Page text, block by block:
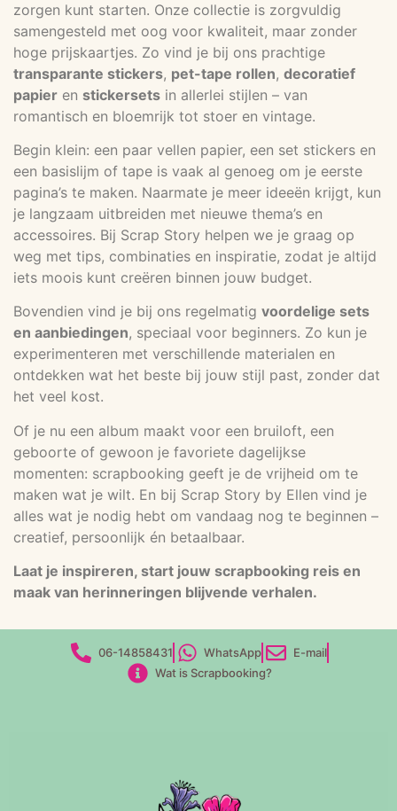
zorgen kunt starten. Onze collectie is zorgvuldig
samengesteld met oog voor kwaliteit, maar zonder
hoge prijskaartjes. Zo vind je bij ons prachtige
transparante stickers, pet-tape rollen, decoratief
papier en stickersets in allerlei stijlen – van
romantisch en bloemrijk tot stoer en vintage.
Begin klein: een paar vellen papier, een set stickers en
een basislijm of tape is vaak al genoeg om je eerste
pagina’s te maken. Naarmate je meer ideeën krijgt, kun
je langzaam uitbreiden met nieuwe thema’s en
accessoires. Bij Scrap Story helpen we je graag op
weg met tips, combinaties en inspiratie, zodat je altijd
iets moois kunt creëren binnen jouw budget.
Bovendien vind je bij ons regelmatig voordelige sets
en aanbiedingen, speciaal voor beginners. Zo kun je
experimenteren met verschillende materialen en
ontdekken wat het beste bij jouw stijl past, zonder dat
het veel kost.
Of je nu een album maakt voor een bruiloft, een
geboorte of gewoon je favoriete dagelijkse
momenten: scrapbooking geeft je de vrijheid om te
maken wat je wilt. En bij Scrap Story by Ellen vind je
alles wat je nodig hebt om vandaag nog te beginnen –
creatief, persoonlijk én betaalbaar.
Laat je inspireren, start jouw scrapbooking reis en
maak van herinneringen blijvende verhalen.
06-14858431 WhatsApp
E-mail
Wat is Scrapbooking?